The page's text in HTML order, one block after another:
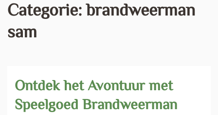
Categorie:brandweerman
sam
Ontdek het Avontuur met
Speelgoed Brandweerman